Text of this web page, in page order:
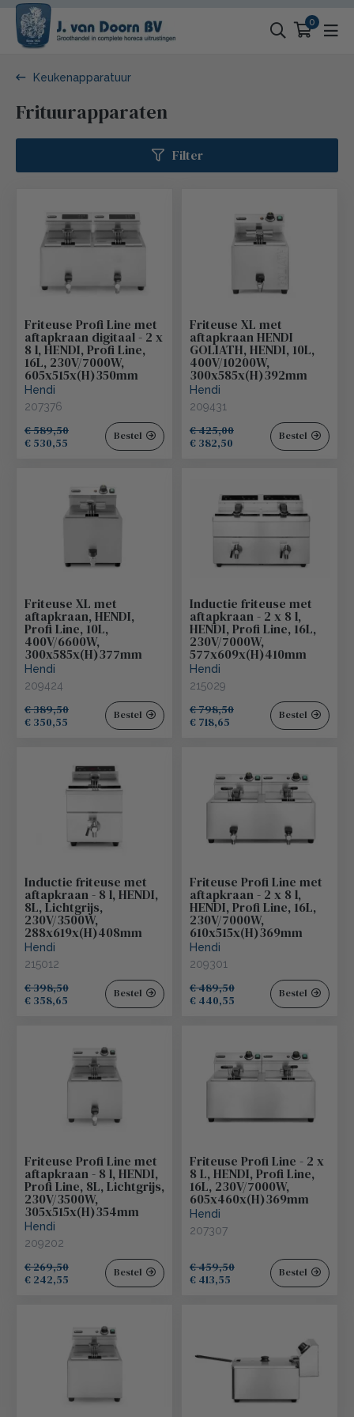
0
Keukenapparatuur
Frituurapparaten
Filter
Friteuse Profi Line met
aftapkraan digitaal - 2 x
8 l, HENDI, Profi Line,
16L, 230V/7000W,
605x515x(H)350mm
Hendi
207376
€ 589,50
€ 530,55
Bestel
Friteuse XL met
aftapkraan HENDI
GOLIATH, HENDI, 10L,
400V/10200W,
300x585x(H)392mm
Hendi
209431
€ 425,00
€ 382,50
Bestel
Friteuse XL met
aftapkraan, HENDI,
Profi Line, 10L,
400V/6600W,
300x585x(H)377mm
Hendi
209424
€ 389,50
€ 350,55
Bestel
Inductie friteuse met
aftapkraan - 2 x 8 l,
HENDI, Profi Line, 16L,
230V/7000W,
577x609x(H)410mm
Hendi
215029
€ 798,50
€ 718,65
Bestel
Inductie friteuse met
aftapkraan - 8 l, HENDI,
8L, Lichtgrijs,
230V/3500W,
288x619x(H)408mm
Hendi
215012
€ 398,50
€ 358,65
Bestel
Friteuse Profi Line met
aftapkraan - 2 x 8 l,
HENDI, Profi Line, 16L,
230V/7000W,
610x515x(H)369mm
Hendi
209301
€ 489,50
€ 440,55
Bestel
Friteuse Profi Line met
aftapkraan - 8 l, HENDI,
Profi Line, 8L, Lichtgrijs,
230V/3500W,
305x515x(H)354mm
Hendi
209202
€ 269,50
€ 242,55
Bestel
Friteuse Profi Line - 2 x
8 L, HENDI, Profi Line,
16L, 230V/7000W,
605x460x(H)369mm
Hendi
207307
€ 459,50
€ 413,55
Bestel